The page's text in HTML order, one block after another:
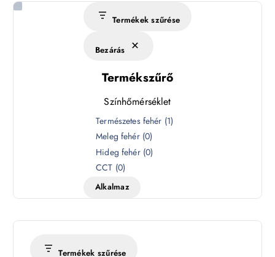
Termékek szűrése
Bezárás
Termékszűrő
Színhőmérséklet
é
s
Természetes fehér (1)
Meleg fehér (0)
Hideg fehér (0)
CCT (0)
Alkalmaz
Termékek szűrése